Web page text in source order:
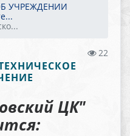
УЧРЕЖДЕНИИ
22
ЦК"